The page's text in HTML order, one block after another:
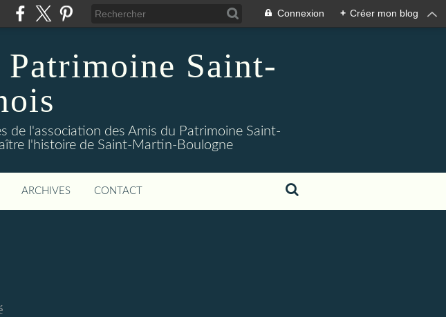
Connexion + Créer mon blog
Saint-
de l'association des Amis du Patrimoine Saint-
l'histoire de Saint-Martin-Boulogne
ARCHIVES CONTACT